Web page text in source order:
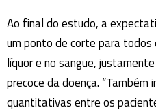
Ao final do estudo, a
um ponto de corte para todos
líquor e no sangue,
precoce da doença.
quantitativas entre os